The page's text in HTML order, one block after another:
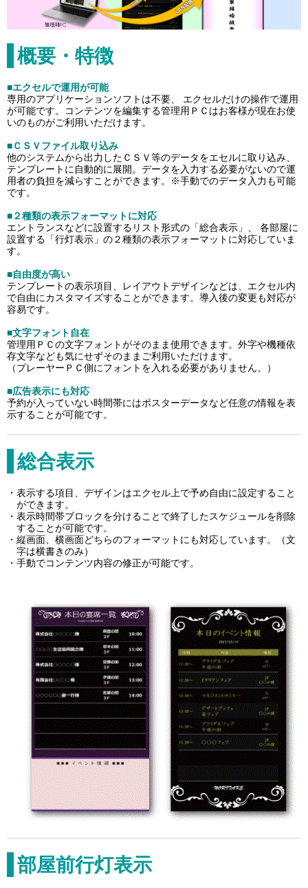
概要・特徴
■エクセルで運用が可能
専用のアプリケーションソフトは不要、 エクセルだけの操作で運用
が可能です。コンテンツを編集する管理用ＰＣはお客様が現在お使
いのものがご利用いただけます。
■ＣＳＶファイル取り込み
他のシステムから出力したＣＳＶ等のデータをエセルに取り込み、
テンプレートに自動的に展開。データを入力する必要がないので運
用者の負担を減らすことができます。※手動でのデータ入力も可能
です。
■２種類の表示フォーマットに対応
エントランスなどに設置するリスト形式の「総合表示」、 各部屋に
設置する「行灯表示」の２種類の表示フォーマットに対応していま
す。
■自由度が高い
テンプレートの表示項目、レイアウトデザインなどは、エクセル内
で自由にカスタマイズすることができます。導入後の変更も対応が
容易です。
■文字フォント自在
管理用ＰＣの文字フォントがそのまま使用できます。外字や機種依
存文字なども気にせずそのままご利用いただけます。
（プレーヤーＰＣ側にフォントを入れる必要がありません。）
■広告表示にも対応
予約が入っていない時間帯にはポスターデータなど任意の情報を表
示することが可能です。
総合表示
表示する項目、デザインはエクセル上で予め自由に設定すること
ができます。
表示時間帯ブロックを分けることで終了したスケジュールを削除
することが可能です。
縦画面、横画面どちらのフォーマットにも対応しています。（文
字は横書きのみ）
手動でコンテンツ内容の修正が可能です。
部屋前行灯表示